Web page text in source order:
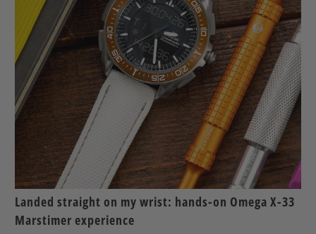
Landed straight on my wrist: hands-on Omega X-33
Marstimer experience